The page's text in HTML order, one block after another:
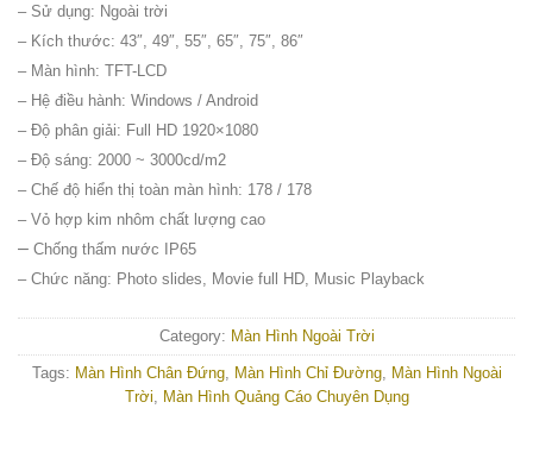
– Sử dụng: Ngoài trời
– Kích thước: 43″, 49″, 55″, 65″, 75″, 86″
– Màn hình: TFT-LCD
– Hệ điều hành: Windows / Android
– Độ phân giải: Full HD 1920×1080
– Độ sáng: 2000 ~ 3000cd/m2
– Chế độ hiển thị toàn màn hình: 178 / 178
– Vỏ hợp kim nhôm chất lượng cao
– Chống thấm nước IP65
– Chức năng: Photo slides, Movie full HD, Music Playback
Category: Màn Hình Ngoài Trời
Tags: Màn Hình Chân Đứng, Màn Hình Chỉ Đường, Màn Hình Ngoài
Trời
Màn Hình Quảng Cáo Chuyên Dụng